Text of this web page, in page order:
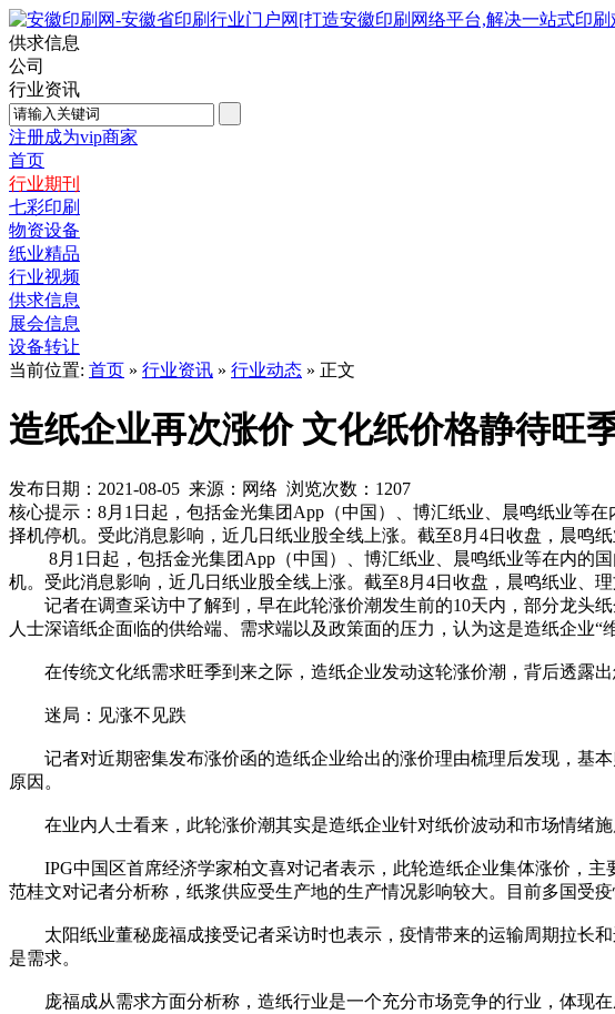
供求信息
公司
行业资讯
注册成为vip商家
首页
行业期刊
七彩印刷
物资设备
纸业精品
行业视频
供求信息
展会信息
设备转让
当前位置: 首页 » 行业资讯 » 行业动态 » 正文
造纸企业再次涨价 文化纸价格静待旺
发布日期：2021-08-05 来源：网络 浏览次数： 1207
核心提示：8月1日起，包括金光集团App（中国）、博汇纸业、晨鸣纸业等
择机停机。受此消息影响，近几日纸业股全线上涨。截至8月4日收盘，晨鸣
8月1日起，包括金光集团App（中国）、博汇纸业、晨鸣纸业等在内的国
机。受此消息影响，近几日纸业股全线上涨。截至8月4日收盘，晨鸣纸业、理
记者在调查采访中了解到，早在此轮涨价潮发生前的10天内，部分龙头纸
人士深谙纸企面临的供给端、需求端以及政策面的压力，认为这是造纸企业“
在传统文化纸需求旺季到来之际，造纸企业发动这轮涨价潮，背后透露出
迷局：见涨不见跌
记者对近期密集发布涨价函的造纸企业给出的涨价理由梳理后发现，基本
原因。
在业内人士看来，此轮涨价潮其实是造纸企业针对纸价波动和市场情绪施
IPG中国区首席经济学家柏文喜对记者表示，此轮造纸企业集体涨价，主
范桂文对记者分析称，纸浆供应受生产地的生产情况影响较大。目前多国受
太阳纸业董秘庞福成接受记者采访时也表示，疫情带来的运输周期拉长和
是需求。
庞福成从需求方面分析称，造纸行业是一个充分市场竞争的行业，体现在